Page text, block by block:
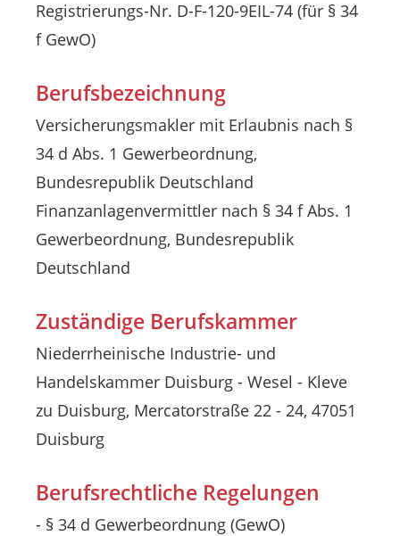
Registrierungs-Nr. D-F-120-9EIL-74 (für § 34
f GewO)
Berufsbezeichnung
Versicherungsmakler mit Erlaubnis nach §
34 d Abs. 1 Gewerbeordnung,
Bundesrepublik Deutschland
Finanzanlagenvermittler nach § 34 f Abs. 1
Gewerbeordnung, Bundesrepublik
Deutschland
Zuständige Berufskammer
Niederrheinische Industrie- und
Handelskammer Duisburg - Wesel - Kleve
zu Duisburg, Mercatorstraße 22 - 24, 47051
Duisburg
Berufsrechtliche Regelungen
- § 34 d Gewerbeordnung (GewO)